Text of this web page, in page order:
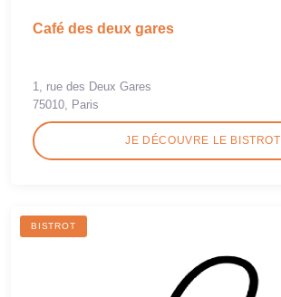
Café des deux gares
1, rue des Deux Gares
75010, Paris
JE DÉCOUVRE LE BISTROT
BISTROT